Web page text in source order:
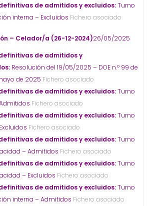
de admitidos y excluidos:Turno
interna – Excluidos Fichero asociado
– Celador/a (26-12-2024)26/05/2025
de admitidos y
Resolución del 19/05/2025 – DOE n.º 99 de
de 2025 Fichero asociado
de admitidos y excluidos:Turno
Fichero asociado
de admitidos y excluidos:Turno
Fichero asociado
de admitidos y excluidos:Turno
– Admitidos Fichero asociado
de admitidos y excluidos:Turno
– Excluidos Fichero asociado
de admitidos y excluidos:Turno
interna – Admitidos Fichero asociado